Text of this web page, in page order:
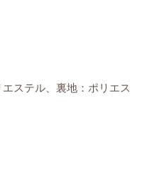
ステル、裏地：ポリエス